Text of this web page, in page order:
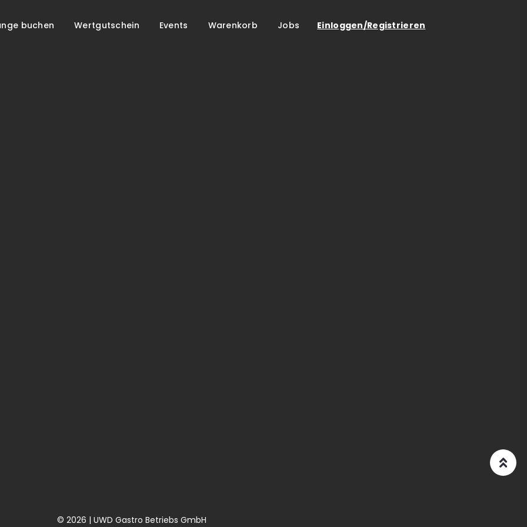
Einloggen/Registrieren
buchen Wertgutschein Events Warenkorb Jobs
© 2026 | UWD Gastro Betriebs GmbH